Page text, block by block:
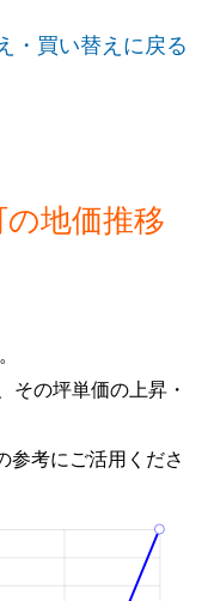
・買い替えに戻る
地価推移
その坪単価の上昇・
参考にご活用くださ